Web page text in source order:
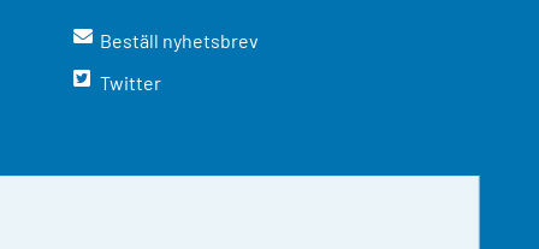
Beställ nyhetsbrev
Twitter